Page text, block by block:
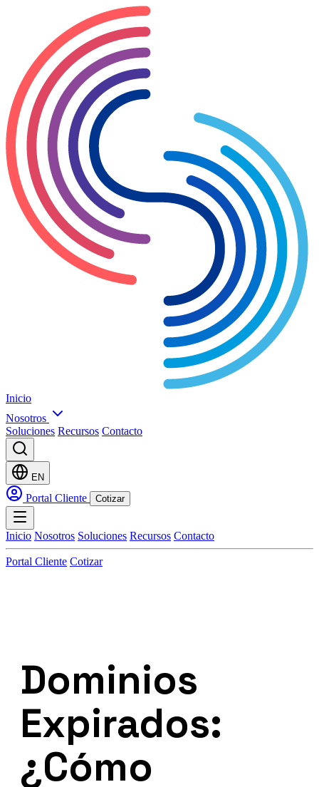
Inicio
Nosotros
Soluciones Recursos Contacto
EN
Portal Cliente Cotizar
Inicio Nosotros Soluciones Recursos Contacto
Portal Cliente Cotizar
Dominios
Expirados:
¿Cómo